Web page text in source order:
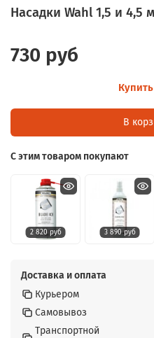
Насадки Wahl 1,5 и 4,5
730 руб
В
С этим товаром покупают
2 820 руб 3 890 руб
Доставка и оплата
Курьером
Самовывоз
Транспортной